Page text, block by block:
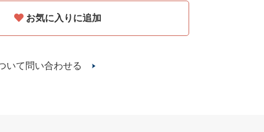
お気に入りに追加
いて問い合わせる